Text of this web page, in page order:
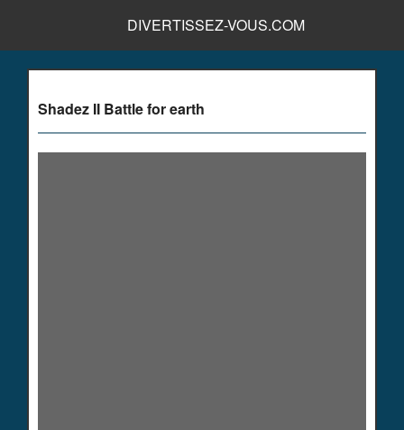
DIVERTISSEZ-VOUS.COM
Shadez II Battle for earth